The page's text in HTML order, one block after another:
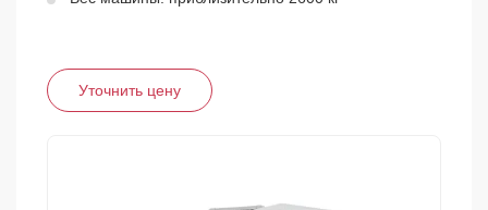
Уточнить цену